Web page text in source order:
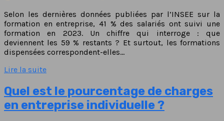
Selon les dernières données publiées par l’INSEE sur la
formation en entreprise, 41 % des salariés ont suivi une
formation en 2023. Un chiffre qui interroge : que
deviennent les 59 % restants ? Et surtout, les formations
dispensées correspondent-elles…
Lire la suite
Quel est le pourcentage de charges
en entreprise individuelle ?